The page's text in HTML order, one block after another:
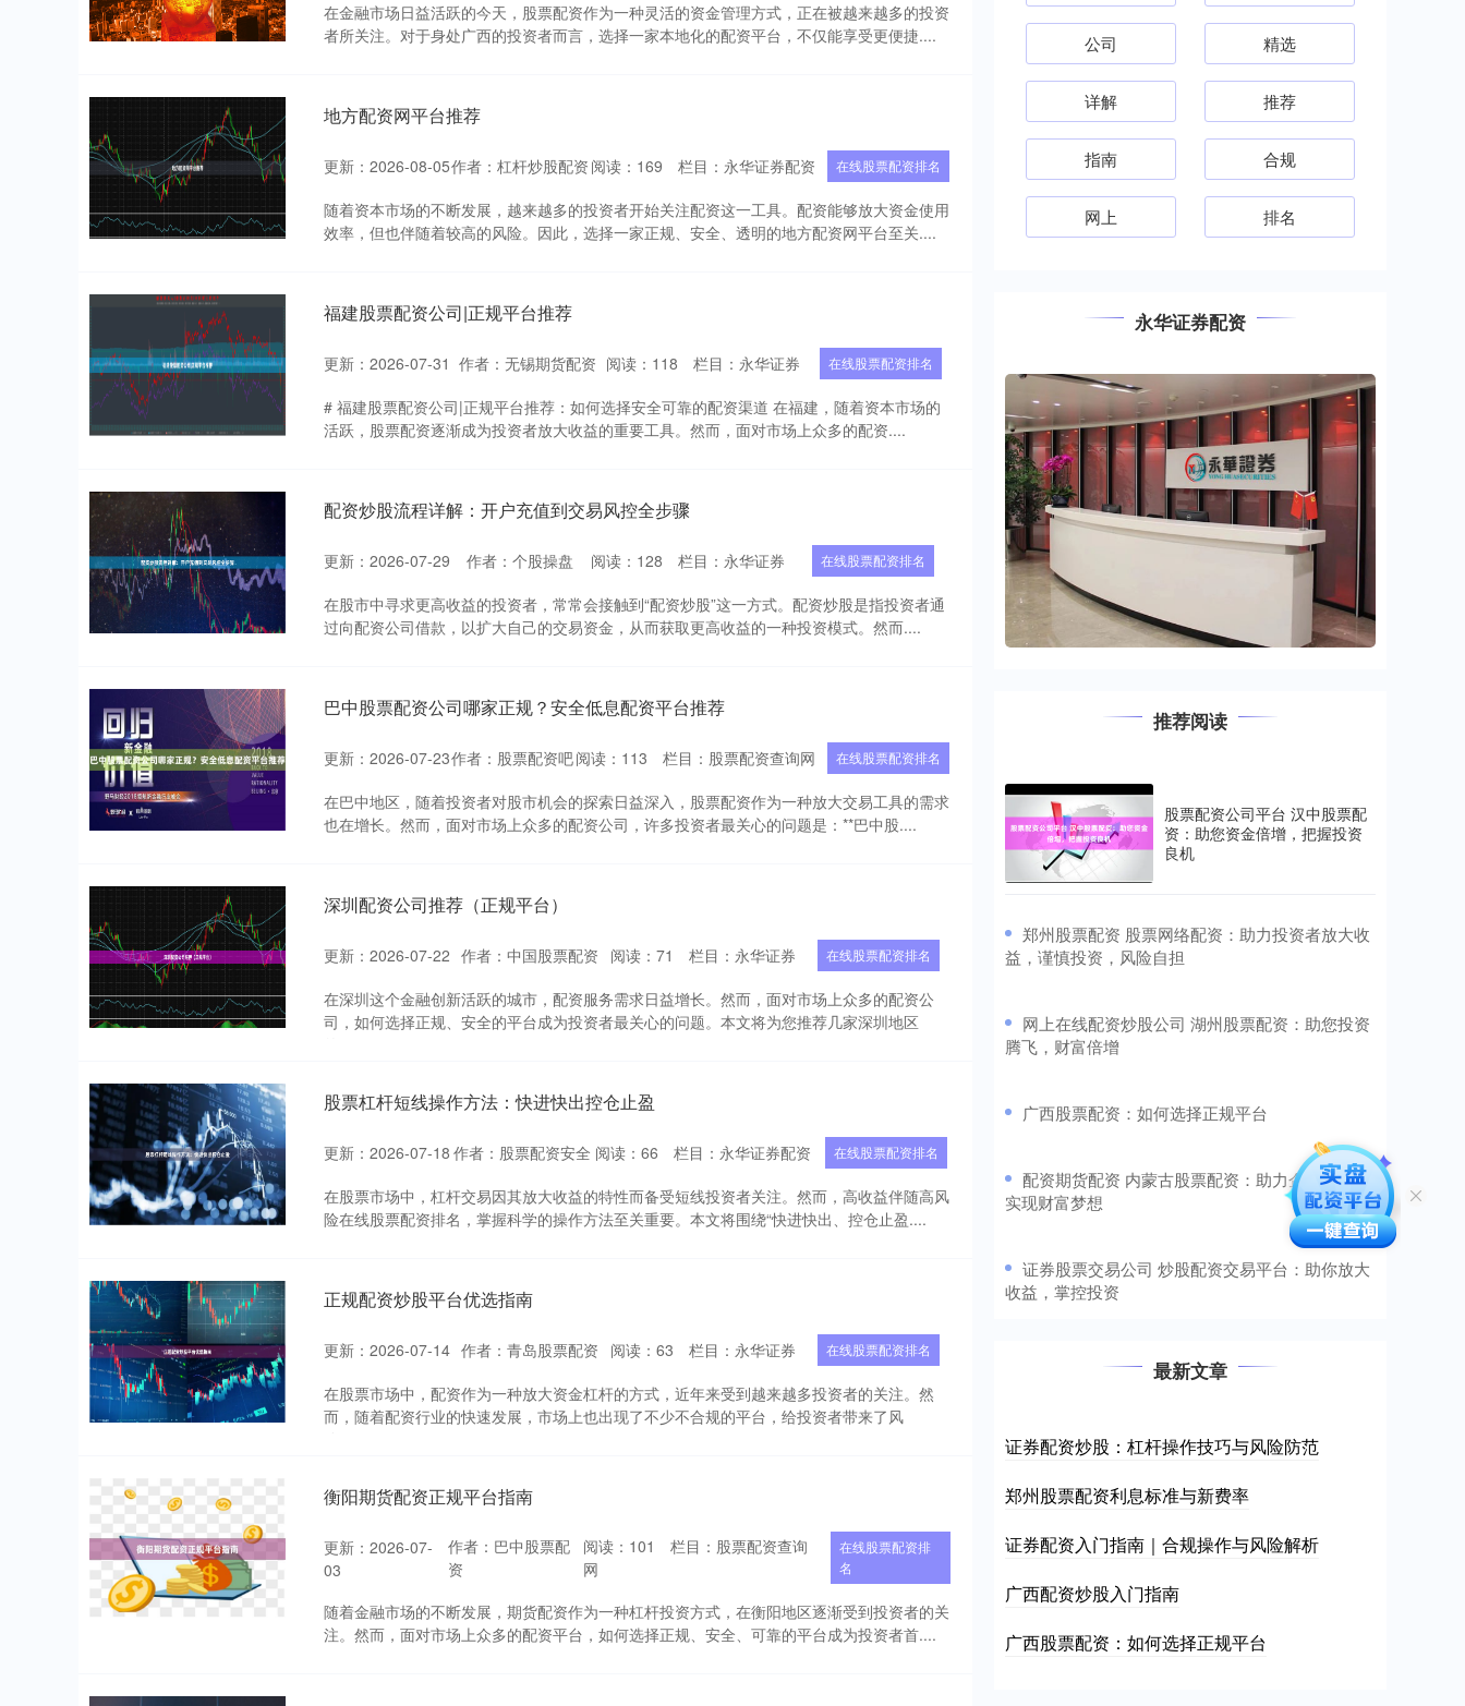
在金融市场日益活跃的今天，股票配资作为一种灵活的资金管理方式，正在被越来越多的投资
者所关注。对于身处广西的投资者而言，选择一家本地化的配资平台，不仅能享受更便捷....
地方配资网平台推荐
更新：2026-08-05作者：杠杆炒股配资 阅读： 169 栏目： 永华证券配资 在线股票配资排名
随着资本市场的不断发展，越来越多的投资者开始关注配资这一工具。配资能够放大资金使用
效率，但也伴随着较高的风险。因此，选择一家正规、安全、透明的地方配资网平台至关....
福建股票配资公司|正规平台推荐
更新：2026-07-31 作者：无锡期货配资 阅读： 118 栏目： 永华证券 在线股票配资排名
# 福建股票配资公司|正规平台推荐：如何选择安全可靠的配资渠道 在福建，随着资本市场的
活跃，股票配资逐渐成为投资者放大收益的重要工具。然而，面对市场上众多的配资....
配资炒股流程详解：开户充值到交易风控全步骤
更新：2026-07-29 作者：个股操盘 阅读： 128 栏目： 永华证券 在线股票配资排名
在股市中寻求更高收益的投资者，常常会接触到“配资炒股”这一方式。配资炒股是指投资者通
过向配资公司借款，以扩大自己的交易资金，从而获取更高收益的一种投资模式。然而....
巴中股票配资公司哪家正规？安全低息配资平台推荐
更新：2026-07-23作者：股票配资吧阅读： 113 栏目： 股票配资查询网 在线股票配资排名
在巴中地区，随着投资者对股市机会的探索日益深入，股票配资作为一种放大交易工具的需求
也在增长。然而，面对市场上众多的配资公司，许多投资者最关心的问题是：**巴中股....
深圳配资公司推荐（正规平台）
更新：2026-07-22 作者：中国股票配资 阅读： 71 栏目： 永华证券 在线股票配资排名
在深圳这个金融创新活跃的城市，配资服务需求日益增长。然而，面对市场上众多的配资公
司，如何选择正规、安全的平台成为投资者最关心的问题。本文将为您推荐几家深圳地区
股票杠杆短线操作方法：快进快出控仓止盈
更新：2026-07-18 作者：股票配资安全 阅读： 66 栏目： 永华证券配资 在线股票配资排名
在股票市场中，杠杆交易因其放大收益的特性而备受短线投资者关注。然而，高收益伴随高风
险在线股票配资排名，掌握科学的操作方法至关重要。本文将围绕“快进快出、控仓止盈....
正规配资炒股平台优选指南
更新：2026-07-14 作者：青岛股票配资 阅读： 63 栏目： 永华证券 在线股票配资排名
在股票市场中，配资作为一种放大资金杠杆的方式，近年来受到越来越多投资者的关注。然
而，随着配资行业的快速发展，市场上也出现了不少不合规的平台，给投资者带来了风
衡阳期货配资正规平台指南
更新：2026-07-
03
作者：巴中股票配
资
阅读： 101 栏目： 股票配资查询
网
在线股票配资排
名
随着金融市场的不断发展，期货配资作为一种杠杆投资方式，在衡阳地区逐渐受到投资者的关
注。然而，面对市场上众多的配资平台，如何选择正规、安全、可靠的平台成为投资者首....
公司 精选
详解 推荐
指南 合规
网上 排名
永华证券配资
推荐阅读
股票配资公司平台 汉中股票配
资：助您资金倍增，把握投资
良机
​郑州股票配资 股票网络配资：助力投资者放大收
益，谨慎投资，风险自担
​网上在线配资炒股公司 湖州股票配资：助您投资
腾飞，财富倍增
​广西股票配资：如何选择正规平台
​配资期货配资 内蒙古股票配资：助力企业腾飞，
实现财富梦想
​证券股票交易公司 炒股配资交易平台：助你放大
收益，掌控投资
最新文章
证券配资炒股：杠杆操作技巧与风险防范
郑州股票配资利息标准与新费率
证券配资入门指南｜合规操作与风险解析
广西配资炒股入门指南
广西股票配资：如何选择正规平台